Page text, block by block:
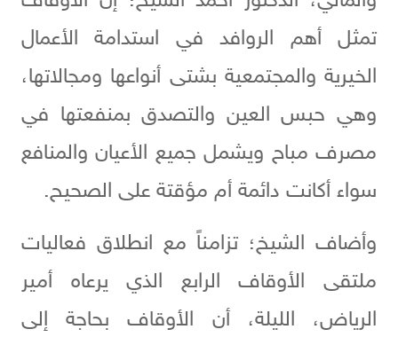
تمثل أهم الروافد في استدامة الأعمال
الخيرية والمجتمعية بشتى أنواعها ومجالاتها،
وهي حبس العين والتصدق بمنفعتها في
مصرف مباح ويشمل جميع الأعيان والمنافع
سواء أكانت دائمة أم مؤقتة على الصحيح.
وأضاف الشيخ؛ تزامناً مع انطلاق فعاليات
ملتقى الأوقاف الرابع الذي يرعاه أمير
الرياض، الليلة، أن الأوقاف بحاجة إلى